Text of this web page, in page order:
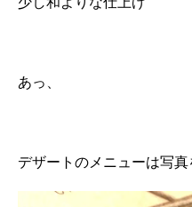
あっ、
デザートのメニューは写